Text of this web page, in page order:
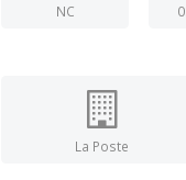
NC
La Poste